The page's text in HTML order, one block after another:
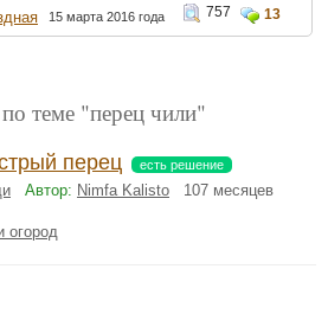
15 марта 2016 года 757 13
теме "перец чили"
перец есть решение
Автор: Nimfa Kalisto 107 месяцев
огород